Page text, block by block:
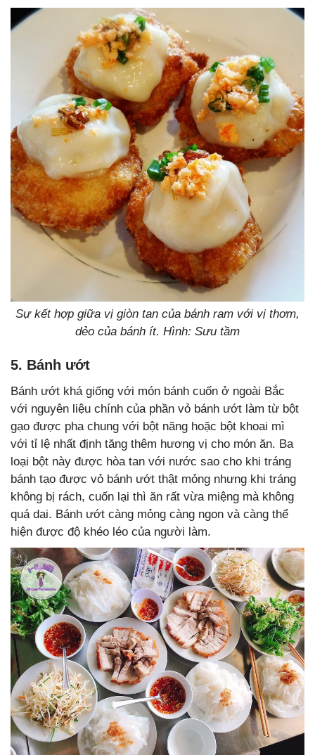
Sự kết hợp giữa vị giòn tan của bánh ram với vị thơm,
dẻo của bánh ít. Hình: Sưu tầm
5. Bánh ướt
Bánh ướt khá giống với món bánh cuốn ở ngoài Bắc
với nguyên liệu chính của phần vỏ bánh ướt làm từ bột
gạo được pha chung với bột năng hoặc bột khoai mì
với tỉ lệ nhất định tăng thêm hương vị cho món ăn. Ba
loại bột này được hòa tan với nước sao cho khi tráng
bánh tạo được vỏ bánh ướt thật mỏng nhưng khi tráng
không bị rách, cuốn lại thì ăn rất vừa miệng mà không
quá dai. Bánh ướt càng mỏng càng ngon và càng thể
hiện được độ khéo léo của người làm.